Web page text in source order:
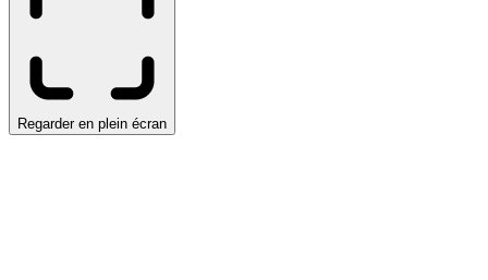
Regarder en plein écran